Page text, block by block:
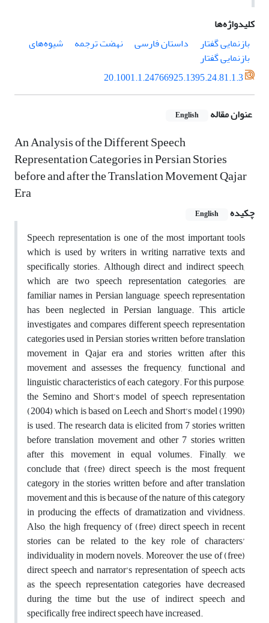
کلیدواژه‌ها
بازنمایی گفتار
داستان فارسی نهضت ترجمه
شیوه‌های
بازنمایی گفتار
20.1001.1.24766925.1395.24.81.1.3
عنوان مقاله English
An Analysis of the Different Speech
Representation Categories in Persian Stories
before and after the Translation Movement Qajar
Era
چکیده English
Speech representation is one of the most important tools
which is used by writers in writing narrative texts and
specifically stories. Although direct and indirect speech,
which are two speech representation categories, are
familiar names in Persian language, speech representation
has been neglected in Persian language. This article
investigates and compares different speech representation
categories used in Persian stories written before translation
movement in Qajar era and stories written after this
movement and assesses the frequency, functional and
linguistic characteristics of each category. For this purpose,
the Semino and Short’s model of speech representation
(2004) which is based on Leech and Short’s model (1990)
is used. The research data is elicited from 7 stories written
before translation movement and other 7 stories written
after this movement in equal volumes. Finally, we
conclude that (free) direct speech is the most frequent
category in the stories written before and after translation
movement and this is because of the nature of this category
in producing the effects of dramatization and vividness.
Also, the high frequency of (free) direct speech in recent
stories can be related to the key role of characters’
individuality in modern novels. Moreover, the use of (free)
direct speech and narrator’s representation of speech acts
as the speech representation categories have decreased
during the time but the use of indirect speech and
specifically free indirect speech have increased.